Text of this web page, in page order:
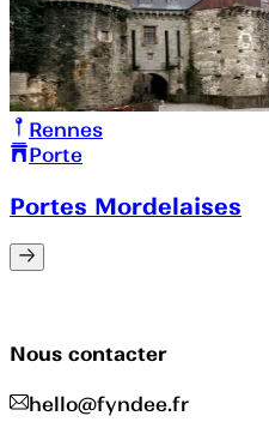
Rennes
Porte
Portes Mordelaises
Nous contacter
hello@fyndee.fr